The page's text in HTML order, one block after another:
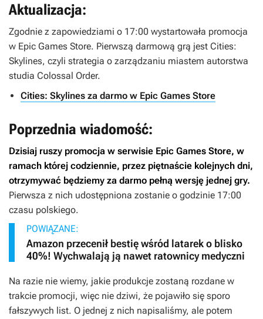
Aktualizacja:
Zgodnie z zapowiedziami o 17:00 wystartowała promocja
w Epic Games Store. Pierwszą darmową grą jest Cities:
Skylines, czyli strategia o zarządzaniu miastem autorstwa
studia Colossal Order.
Cities: Skylines za darmo w Epic Games Store
Poprzednia wiadomość:
Dzisiaj ruszy promocja w serwisie Epic Games Store, w
ramach której codziennie, przez piętnaście kolejnych dni,
otrzymywać będziemy za darmo pełną wersję jednej gry.
Pierwsza z nich udostępniona zostanie o godzinie 17:00
czasu polskiego.
POWIĄZANE:
Amazon przecenił bestię wśród latarek o blisko
40%! Wychwalają ją nawet ratownicy medyczni
Na razie nie wiemy, jakie produkcje zostaną rozdane w
trakcie promocji, więc nie dziwi, że pojawiło się sporo
fałszywych list. O jednej z nich napisaliśmy, ale potem